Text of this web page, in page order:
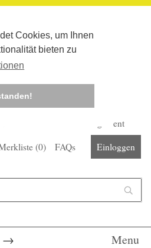
Cookies, um Ihnen
bieten zu
Corona-Management
(0) FAQs Einloggen
→ Menu